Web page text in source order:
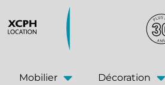
Mobilier Décoration